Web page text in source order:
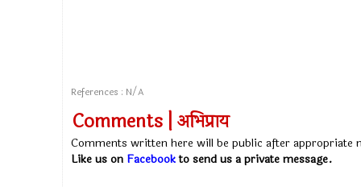
References : N/A
Comments | अभिप्राय
Comments written here will be public after appropriate
Like us on Facebookto send us a private message.